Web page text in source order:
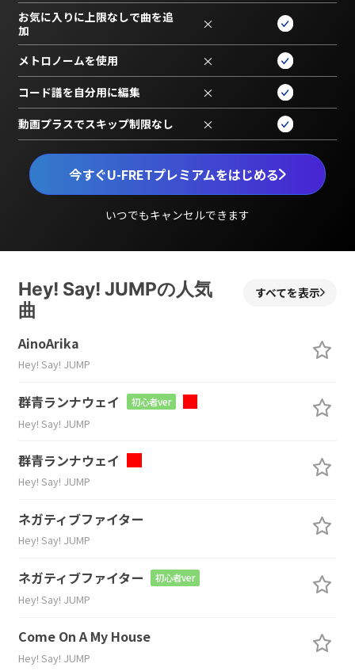
今すぐU-FRETプレミアムをはじめる
いつでもキャンセルできます
お気に入りに上限なしで曲を追
加
×
メトロノームを使用 ×
コード譜を自分用に編集 ×
動画プラスでスキップ制限なし ×
Hey! Say! JUMPの人気
曲
すべてを表示
AinoArika
Hey! Say! JUMP
群青ランナウェイ 初心者ver
Hey! Say! JUMP
群青ランナウェイ
Hey! Say! JUMP
ネガティブファイター
Hey! Say! JUMP
ネガティブファイター 初心者ver
Hey! Say! JUMP
Come On A My House
Hey! Say! JUMP